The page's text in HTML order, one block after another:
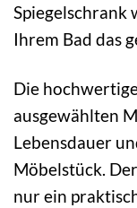
Spiegelschrank
Ihrem Bad das
Die
ausgewählten
Lebensdauer
Möbelstück.
nur ein